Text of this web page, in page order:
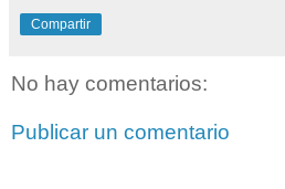
Compartir
No hay comentarios:
Publicar un comentario